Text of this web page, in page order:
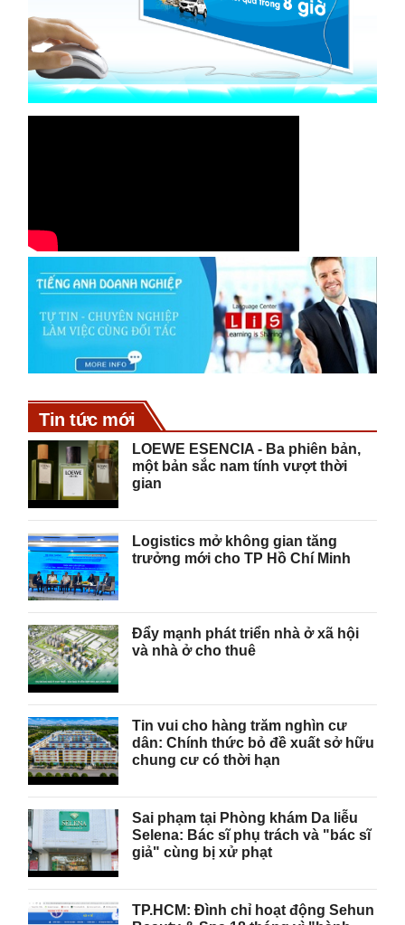
Tin tức mới
LOEWE ESENCIA - Ba phiên bản,
một bản sắc nam tính vượt thời
gian
Logistics mở không gian tăng
trưởng mới cho TP Hồ Chí Minh
Đẩy mạnh phát triển nhà ở xã hội
và nhà ở cho thuê
Tin vui cho hàng trăm nghìn cư
dân: Chính thức bỏ đề xuất sở hữu
chung cư có thời hạn
Sai phạm tại Phòng khám Da liễu
Selena: Bác sĩ phụ trách và "bác sĩ
giả" cùng bị xử phạt
TP.HCM: Đình chỉ hoạt động Sehun